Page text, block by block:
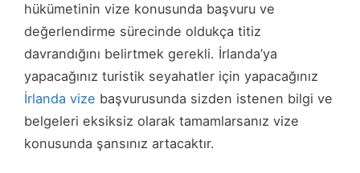
hükümetinin vize konusunda başvuru ve
değerlendirme sürecinde oldukça titiz
davrandığını belirtmek gerekli. İrlanda’ya
yapacağınız turistik seyahatler için yapacağınız
İrlanda vize başvurusunda sizden istenen bilgi ve
belgeleri eksiksiz olarak tamamlarsanız vize
konusunda şansınız artacaktır.